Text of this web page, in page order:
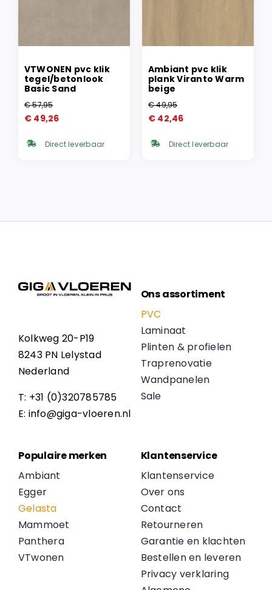
VTWONEN pvc klik
tegel/betonlook
Basic Sand
€57,95
Oorspronkelijke
was:
€ 49,26
Huidige
is: Direct leverbaar
Ambiant pvc klik
plank Viranto Warm
beige
€49,95
Oorspronkelijke
was:
€ 42,46
Huidige
is: Direct leverbaar
Kolkweg 20-P19
8243 PN Lelystad
Nederland
T: +31 (0)320785785
E: info@giga-vloeren.nl
Ons assortiment
PVC
Laminaat
Plinten & profielen
Traprenovatie
Wandpanelen
Sale
Populaire merken
Ambiant
Egger
Gelasta
Mammoet
Panthera
VTwonen
Klantenservice
Klantenservice
Over ons
Contact
Retourneren
Garantie en klachten
Bestellen en leveren
Privacy verklaring